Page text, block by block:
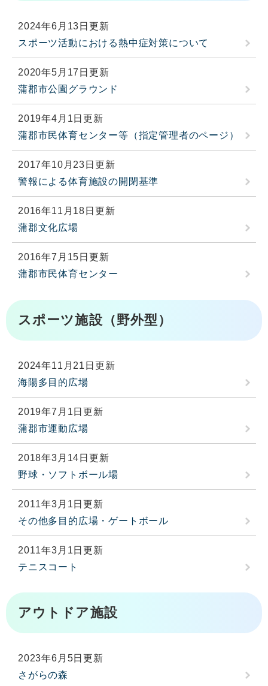
2024年6月13日更新
スポーツ活動における熱中症対策について
2020年5月17日更新
蒲郡市公園グラウンド
2019年4月1日更新
蒲郡市民体育センター等（指定管理者のページ）
2017年10月23日更新
警報による体育施設の開閉基準
2016年11月18日更新
蒲郡文化広場
2016年7月15日更新
蒲郡市民体育センター
スポーツ施設（野外型）
2024年11月21日更新
海陽多目的広場
2019年7月1日更新
蒲郡市運動広場
2018年3月14日更新
野球・ソフトボール場
2011年3月1日更新
その他多目的広場・ゲートボール
2011年3月1日更新
テニスコート
アウトドア施設
2023年6月5日更新
さがらの森